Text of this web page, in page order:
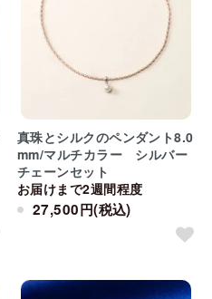
真珠とシルクのペンダント8.0
mm/マルチカラー シルバー
チェーンセット
お届けまで2週間程度
27,500円(税込)